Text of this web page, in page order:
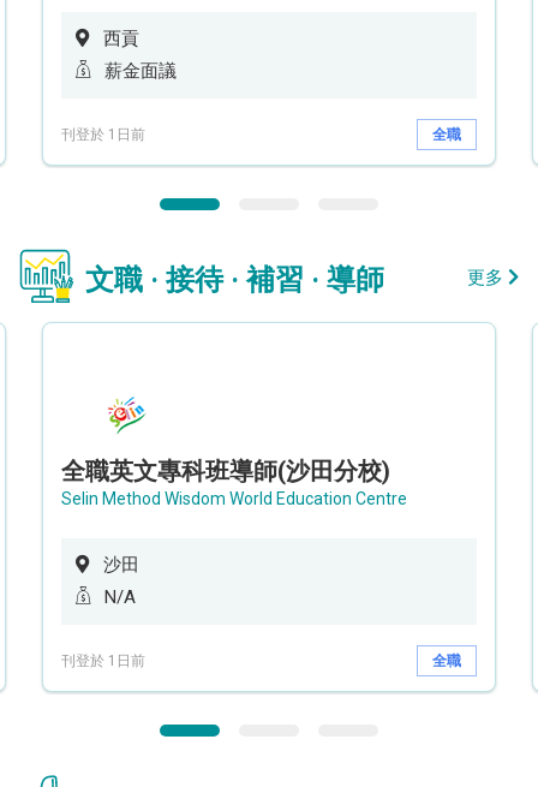
西貢
薪金面議
刊登於 1日前 全職
文職 · 接待 · 補習 · 導師 更多
全職英文專科班導師(沙田分校)
Selin Method Wisdom World Education Centre
沙田
N/A
刊登於 1日前 全職